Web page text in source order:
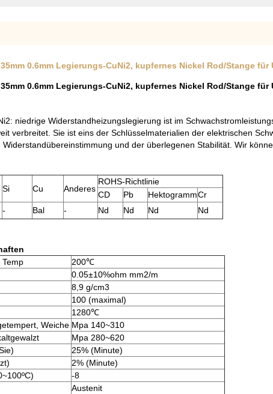
0.6mm Legierungs-CuNi2, kupfernes Nickel Rod/Stange für
0.6mm Legierungs-CuNi2, kupfernes Nickel Rod/Stange für
niedrige Widerstandheizungslegierung ist im
verbreitet. Sie ist eins der Schlüsselmaterialien der elektrischen
und der überlegenen Stabilität. Wir
Si Cu Anderes
ROHS-Richtlinie
CD
Pb HektogrammCr
- Bal - Nd Nd Nd Nd
200℃
0.05±10%ohm mm2/m
8,9 g/cm3
100 (maximal)
1280℃
Weiche Mpa 140~310
Mpa 280~620
25% (Minute)
2% (Minute)
-8
Austenit